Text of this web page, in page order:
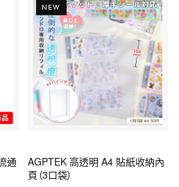
通
NEW
AGPTEK 高透明 A4 貼紙收納內
頁（3口袋）